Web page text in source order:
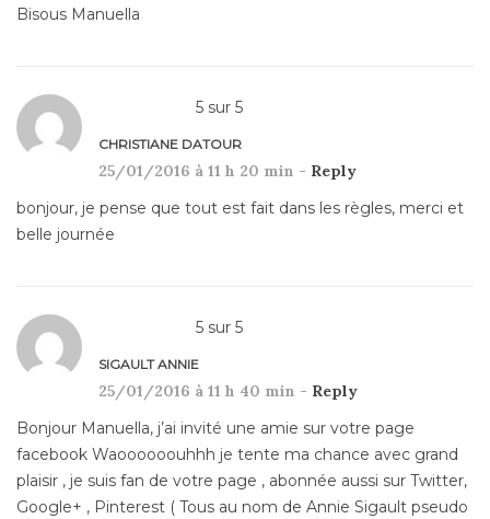
Bisous Manuella
5 sur 5
CHRISTIANE DATOUR
25/01/2016 à 11 h 20 min - Reply
bonjour, je pense que tout est fait dans les règles, merci et
belle journée
5 sur 5
SIGAULT ANNIE
25/01/2016 à 11 h 40 min - Reply
Bonjour Manuella, j’ai invité une amie sur votre page
facebook Waoooooouhhh je tente ma chance avec grand
plaisir , je suis fan de votre page , abonnée aussi sur Twitter,
Google+ , Pinterest ( Tous au nom de Annie Sigault pseudo